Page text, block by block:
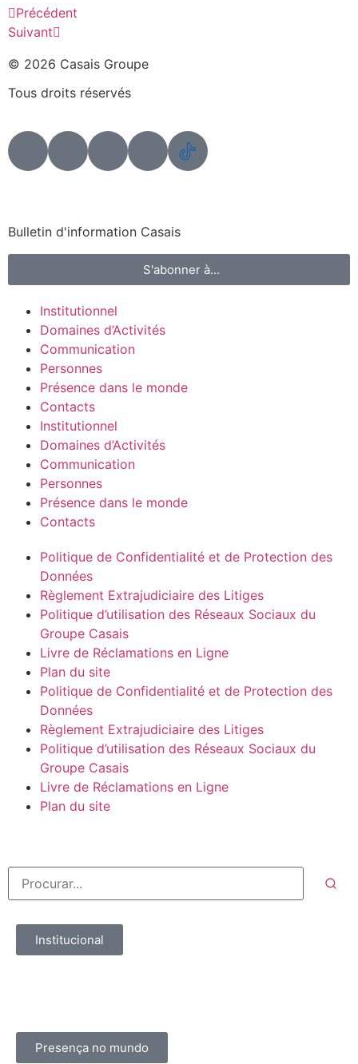
Précédent
Suivant
© 2026 Casais Groupe
Tous droits réservés
Bulletin d'information Casais
S'abonner à...
Institutionnel
Domaines d’Activités
Communication
Personnes
Présence dans le monde
Contacts
Institutionnel
Domaines d’Activités
Communication
Personnes
Présence dans le monde
Contacts
Politique de Confidentialité et de Protection des
Données
Règlement Extrajudiciaire des Litiges
Politique d’utilisation des Réseaux Sociaux du
Groupe Casais
Livre de Réclamations en Ligne
Plan du site
Politique de Confidentialité et de Protection des
Données
Règlement Extrajudiciaire des Litiges
Politique d’utilisation des Réseaux Sociaux du
Groupe Casais
Livre de Réclamations en Ligne
Plan du site
Institucional
Presença no mundo